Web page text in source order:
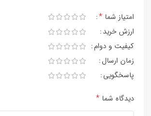
امتیاز شما *
ارزش خرید
کیفیت و دوام
زمان ارسال
پاسخگویی
دیدگاه شما *